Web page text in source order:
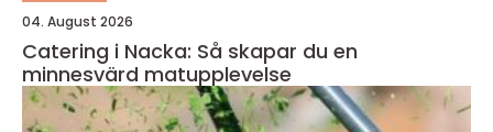
04. August 2026
Catering i Nacka: Så skapar du en
minnesvärd matupplevelse